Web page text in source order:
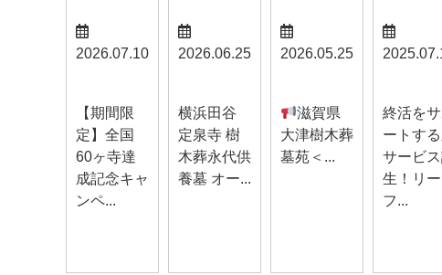
2026.07.10
【期間限
定】全国
60ヶ寺達
成記念キャ
ンペ...
2026.06.25
横浜田谷
定泉寺 樹
木葬永代供
養墓 オー...
2026.05.25
滋賀県
大津樹木葬
墓苑＜...
終活を
ートす
サービ
生！リー
フ...